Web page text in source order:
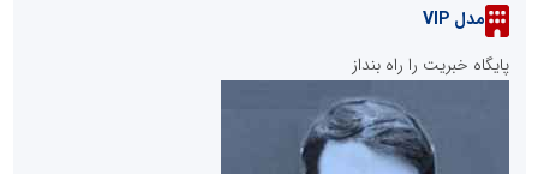
مدل VIP
پایگاه خبریت را راه بنداز